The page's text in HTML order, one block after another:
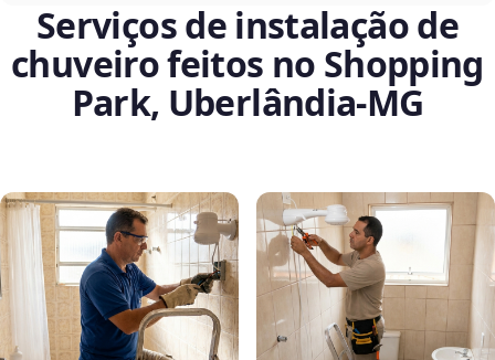
Serviços de instalação de
chuveiro feitos no Shopping
Park, Uberlândia‑MG